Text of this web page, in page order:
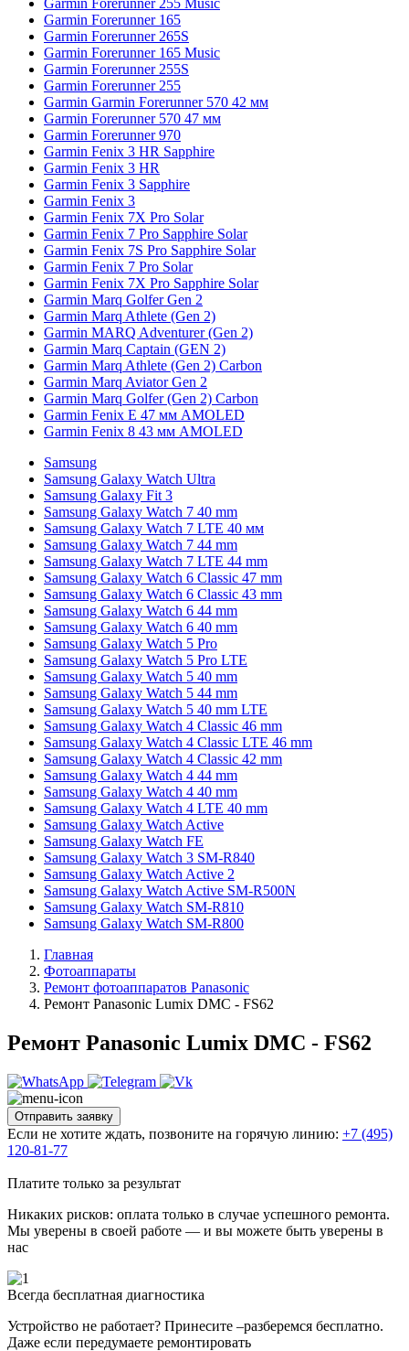
Garmin Forerunner 255 Music
Garmin Forerunner 165
Garmin Forerunner 265S
Garmin Forerunner 165 Music
Garmin Forerunner 255S
Garmin Forerunner 255
Garmin Garmin Forerunner 570 42 мм
Garmin Forerunner 570 47 мм
Garmin Forerunner 970
Garmin Fenix 3 HR Sapphire
Garmin Fenix 3 HR
Garmin Fenix 3 Sapphire
Garmin Fenix 3
Garmin Fenix 7X Pro Solar
Garmin Fenix 7 Pro Sapphire Solar
Garmin Fenix 7S Pro Sapphire Solar
Garmin Fenix 7 Pro Solar
Garmin Fenix 7X Pro Sapphire Solar
Garmin Marq Golfer Gen 2
Garmin Marq Athlete (Gen 2)
Garmin MARQ Adventurer (Gen 2)
Garmin Marq Captain (GEN 2)
Garmin Marq Athlete (Gen 2) Carbon
Garmin Marq Aviator Gen 2
Garmin Marq Golfer (Gen 2) Carbon
Garmin Fenix E 47 мм AMOLED
Garmin Fenix 8 43 мм AMOLED
Samsung
Samsung Galaxy Watch Ultra
Samsung Galaxy Fit 3
Samsung Galaxy Watch 7 40 mm
Samsung Galaxy Watch 7 LTE 40 мм
Samsung Galaxy Watch 7 44 mm
Samsung Galaxy Watch 7 LTE 44 mm
Samsung Galaxy Watch 6 Classic 47 mm
Samsung Galaxy Watch 6 Classic 43 mm
Samsung Galaxy Watch 6 44 mm
Samsung Galaxy Watch 6 40 mm
Samsung Galaxy Watch 5 Pro
Samsung Galaxy Watch 5 Pro LTE
Samsung Galaxy Watch 5 40 mm
Samsung Galaxy Watch 5 44 mm
Samsung Galaxy Watch 5 40 mm LTE
Samsung Galaxy Watch 4 Classic 46 mm
Samsung Galaxy Watch 4 Classic LTE 46 mm
Samsung Galaxy Watch 4 Classic 42 mm
Samsung Galaxy Watch 4 44 mm
Samsung Galaxy Watch 4 40 mm
Samsung Galaxy Watch 4 LTE 40 mm
Samsung Galaxy Watch Active
Samsung Galaxy Watch FE
Samsung Galaxy Watch 3 SM-R840
Samsung Galaxy Watch Active 2
Samsung Galaxy Watch Active SM-R500N
Samsung Galaxy Watch SM-R810
Samsung Galaxy Watch SM-R800
Главная
Фотоаппараты
Ремонт фотоаппаратов Panasonic
Ремонт Panasonic Lumix DMC - FS62
Ремонт Panasonic Lumix DMC - FS62
Отправить заявку
Если не хотите ждать, позвоните на горячую линию: +7 (495)
120-81-77
Платите только за результат
Никаких рисков: оплата только в случае успешного ремонта.
Мы уверены в своей работе — и вы можете быть уверены в
нас
Всегда бесплатная диагностика
Устройство не работает? Принесите –разберемся бесплатно.
Даже если передумаете ремонтировать